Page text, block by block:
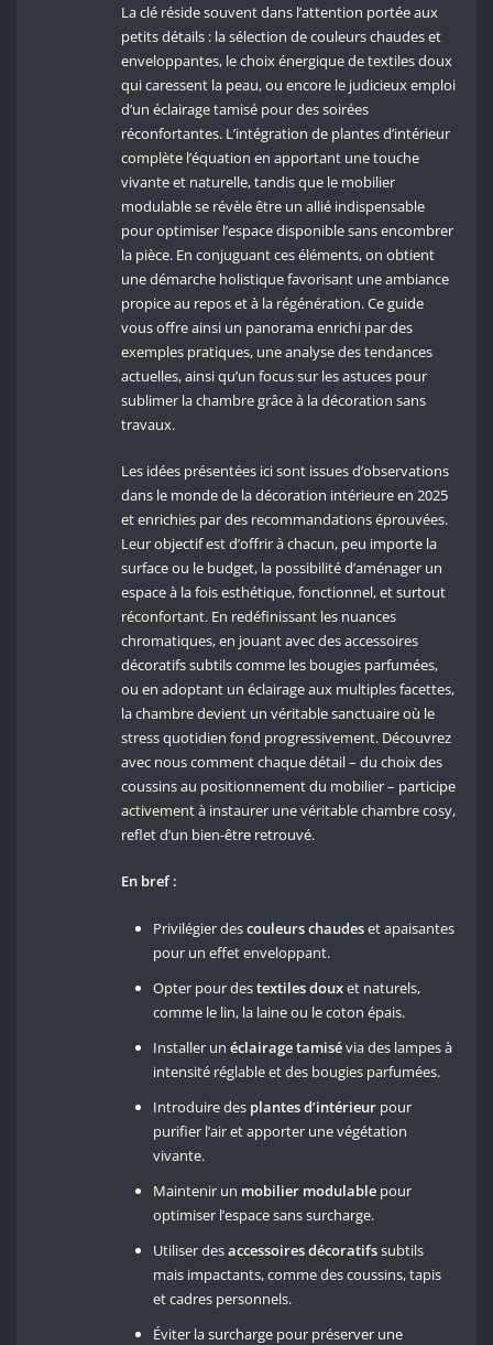
La clé réside souvent dans l’attention portée aux
petits détails : la sélection de couleurs chaudes et
enveloppantes, le choix énergique de textiles doux
qui caressent la peau, ou encore le judicieux emploi
d’un éclairage tamisé pour des soirées
réconfortantes. L’intégration de plantes d’intérieur
complète l’équation en apportant une touche
vivante et naturelle, tandis que le mobilier
modulable se révèle être un allié indispensable
pour optimiser l’espace disponible sans encombrer
la pièce. En conjuguant ces éléments, on obtient
une démarche holistique favorisant une ambiance
propice au repos et à la régénération. Ce guide
vous offre ainsi un panorama enrichi par des
exemples pratiques, une analyse des tendances
actuelles, ainsi qu’un focus sur les astuces pour
sublimer la chambre grâce à la décoration sans
travaux.
Les idées présentées ici sont issues d’observations
dans le monde de la décoration intérieure en 2025
et enrichies par des recommandations éprouvées.
Leur objectif est d’offrir à chacun, peu importe la
surface ou le budget, la possibilité d’aménager un
espace à la fois esthétique, fonctionnel, et surtout
réconfortant. En redéfinissant les nuances
chromatiques, en jouant avec des accessoires
décoratifs subtils comme les bougies parfumées,
ou en adoptant un éclairage aux multiples facettes,
la chambre devient un véritable sanctuaire où le
stress quotidien fond progressivement. Découvrez
avec nous comment chaque détail – du choix des
coussins au positionnement du mobilier – participe
activement à instaurer une véritable chambre cosy,
reflet d’un bien-être retrouvé.
En bref :
Privilégier descouleurs chaudeset apaisantes
pour un effet enveloppant.
Opter pour destextiles douxet naturels,
comme le lin, la laine ou le coton épais.
Installer unéclairage tamisévia des lampes à
intensité réglable et des bougies parfumées.
Introduire des plantes d’intérieur pour
purifier l’air et apporter une végétation
vivante.
Maintenir un mobilier modulable pour
optimiser l’espace sans surcharge.
Utiliser desaccessoires décoratifssubtils
mais impactants, comme des coussins, tapis
et cadres personnels.
Éviter la surcharge pour préserver une